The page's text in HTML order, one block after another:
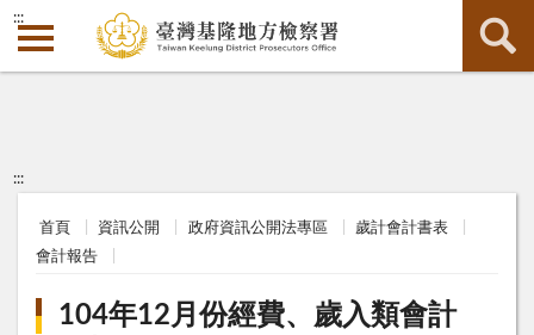
:::
:::
首頁 資訊公開 政府資訊公開法專區
歲計會計書表
會計報告
104年12月份經費、歲入類會計